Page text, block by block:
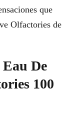
que
Olfactories de
De
100